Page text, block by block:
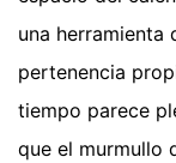
una herramienta
pertenencia
tiempo parece
que el murmullo